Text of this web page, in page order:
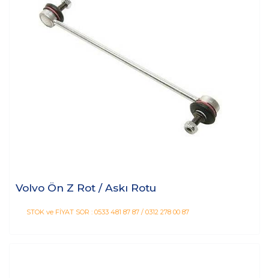
Volvo Ön Z Rot / Askı Rotu
STOK ve FİYAT SOR : 0533 481 87 87 / 0312 278 00 87